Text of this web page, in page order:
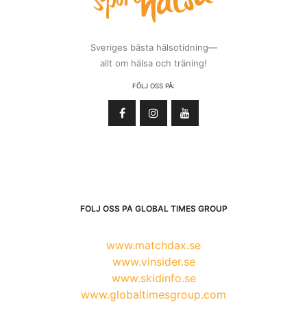
Sveriges bästa hälsotidning—
allt om hälsa och träning!
FÖLJ OSS PÅ:
FÖLJ OSS PÅ GLOBAL TIMES GROUP
www.matchdax.se
www.vinsider.se
www.skidinfo.se
www.globaltimesgroup.com